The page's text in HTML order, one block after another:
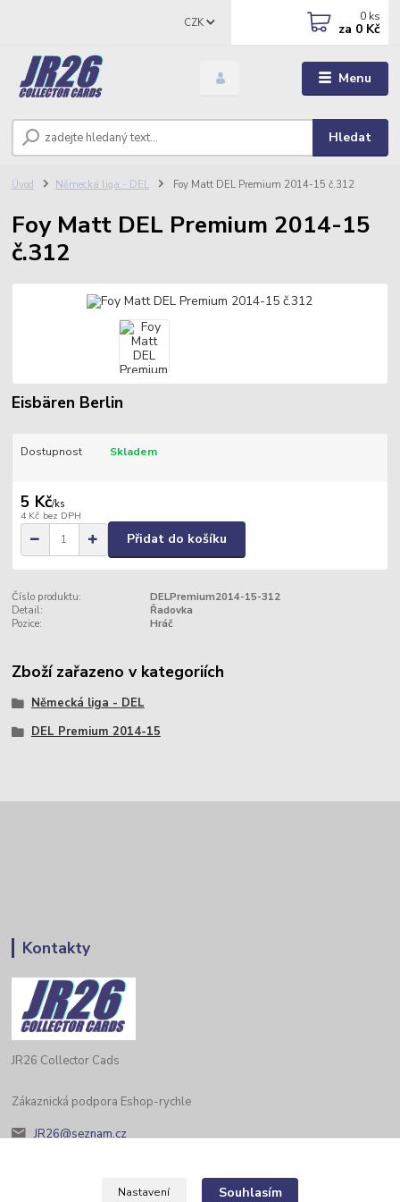
Menu
CZK
Hledat
0 ks
za 0 Kč
Úvod Německá liga - DEL Foy Matt DEL Premium 2014-15 č.312
Foy Matt DEL Premium 2014-15
č.312
Eisbären Berlin
Dostupnost Skladem
5 Kč/ks
4 Kč bez DPH
Přidat do košíku
Číslo produktu:
DELPremium2014-15-312
Detail:
Řadovka
Pozice:
Hráč
Zboží zařazeno v kategoriích
Německá liga - DEL
DEL Premium 2014-15
Kontakty
JR26 Collector Cads
Zákaznická podpora Eshop-rychle
JR26@seznam.cz
Nastavení Souhlasím